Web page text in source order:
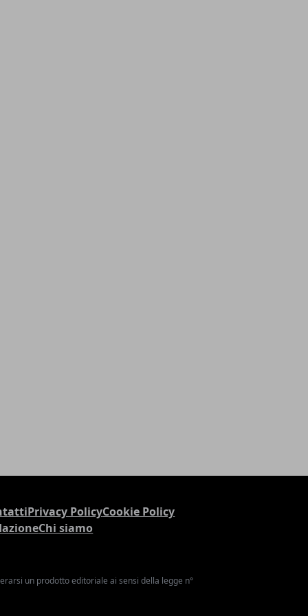
Privacy PolicyCookie Policy
Chi siamo
un prodotto editoriale ai sensi della legge n°